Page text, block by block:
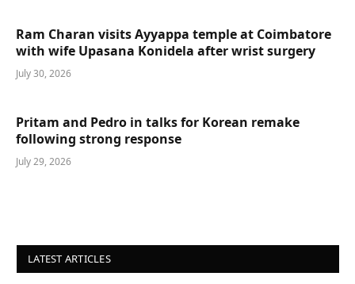
Ram Charan visits Ayyappa temple at Coimbatore
with wife Upasana Konidela after wrist surgery
July 30, 2026
Pritam and Pedro in talks for Korean remake
following strong response
July 29, 2026
LATEST ARTICLES